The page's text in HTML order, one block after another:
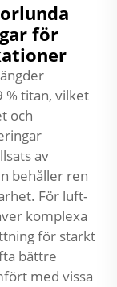
för
% titan, vilket
och
av
behåller ren
För luft-
komplexa
för starkt
bättre
med vissa